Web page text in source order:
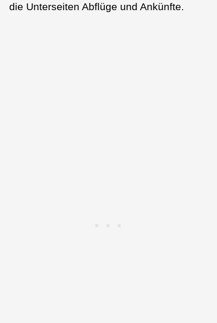
die Unterseiten Abflüge und Ankünfte.